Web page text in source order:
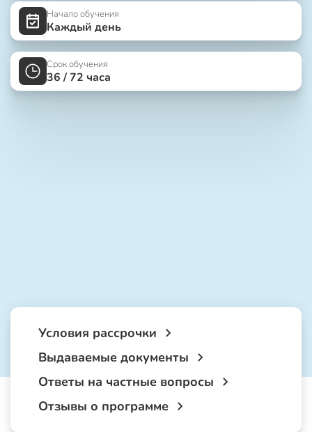
Начало обучения
Каждый день
Срок обучения
36 / 72 часа
Условия рассрочки
Выдаваемые документы
Ответы на частные вопросы
Отзывы о программе